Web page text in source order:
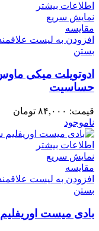
اطلاعات بیشتر
نمایش سریع
مقایسه
افزودن به لیست
بستن
ادوتویلت میکی
حساسیت
قیمت: ۸۴,۰۰۰ تومان
ناموجود
اطلاعات بیشتر
نمایش سریع
مقایسه
افزودن به لیست
بستن
بادی میست اوریفلیم